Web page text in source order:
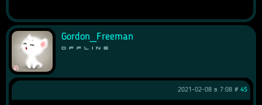
Gordon_Freeman
Offline
2021-02-08 в 7:08 # 45